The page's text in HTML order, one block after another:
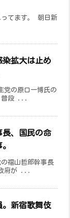
ってます。 朝日新
染拡大は止め
党の原口一博氏の
普段 ...
長、国民の命
福山哲郎幹事長
府が ...
。新宿歌舞伎